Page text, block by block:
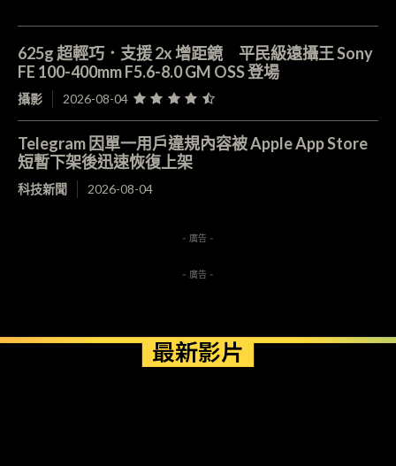
625g 超輕巧．支援 2x 增距鏡 平民級遠攝王 Sony
FE 100-400mm F5.6-8.0 GM OSS 登場
攝影 2026-08-04
Telegram 因單一用戶違規內容被 Apple App Store
短暫下架後迅速恢復上架
科技新聞 2026-08-04
- 廣告 -
- 廣告 -
最新影片